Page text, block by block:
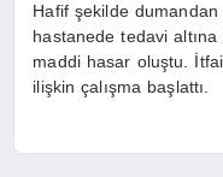
Hafif şekilde
hastanede tedavi altına
maddi hasar oluştu.
ilişkin çalışma başlattı.